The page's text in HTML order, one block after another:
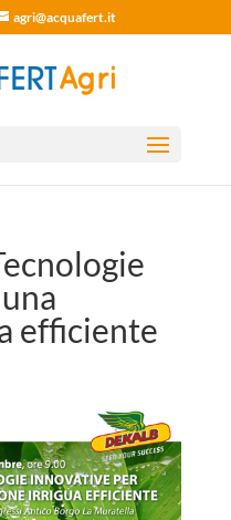
agri@acquafert.it
efficiente